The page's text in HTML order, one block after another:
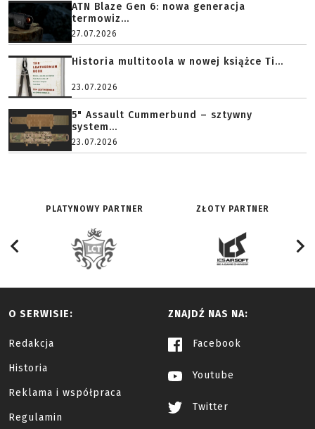
ATN Blaze Gen 6: nowa generacja
termowiz...
27.07.2026
Historia multitoola w nowej książce Ti...
23.07.2026
5" Assault Cummerbund – sztywny
system...
23.07.2026
PLATYNOWY PARTNER ZŁOTY PARTNER
O SERWISIE:
Redakcja
Historia
Reklama i współpraca
Regulamin
ZNAJDŹ NAS NA:
Facebook
Youtube
Twitter